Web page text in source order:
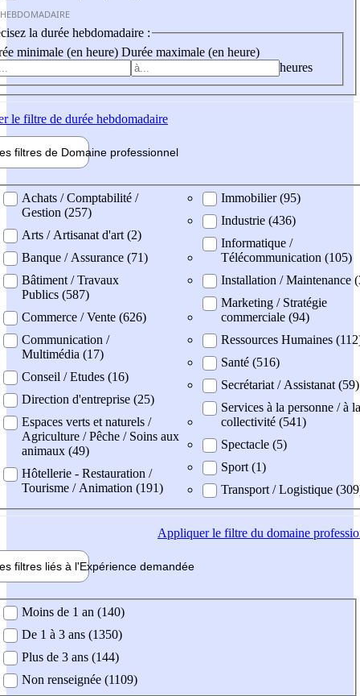
la durée hebdomadaire :
minimale (en heure) Durée maximale (en heure)
heures
le filtre de durée hebdomadaire
filtres de Domaine professionnel
professionel
Achats / Comptabilité /
Gestion (257)
Arts / Artisanat d'art (2)
Banque / Assurance (71)
Bâtiment / Travaux
Publics (587)
Commerce / Vente (626)
Communication /
Multimédia (17)
Conseil / Etudes (16)
Direction d'entreprise (25)
Espaces verts et naturels /
Agriculture / Pêche / Soins aux
animaux (49)
Hôtellerie - Restauration /
Tourisme / Animation (191)
Immobilier (95)
Industrie (436)
Informatique /
Télécommunication (105)
Installation / Maintenance
Marketing / Stratégie
commerciale (94)
Ressources Humaines
Santé (516)
Secrétariat / Assistanat (59)
Services à la personne / à la
collectivité (541)
Spectacle (5)
Sport (1)
Transport / Logistique
Appliquerle filtre du domaine
filtres liés à l'Expérience demandée
demandée
Moins de 1 an (140)
De 1 à 3 ans (1350)
Plus de 3 ans (144)
Non renseignée (1109)